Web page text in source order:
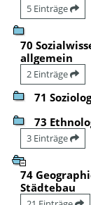
5 Einträge
70
allgemein
2 Einträge
71
73
3 Einträge
74
Städtebau